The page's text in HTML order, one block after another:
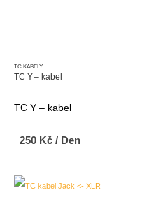
TC KABELY
TC Y – kabel
TC Y – kabel
250 Kč / Den